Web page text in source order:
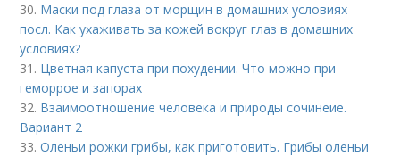
30. Маски под глаза от морщин в домашних условиях
посл. Как ухаживать за кожей вокруг глаз в домашних
условиях?
31. Цветная капуста при похудении. Что можно при
геморрое и запорах
32. Взаимоотношение человека и природы сочинеие.
Вариант 2
33.Оленьи рожки грибы, как приготовить. Грибы оленьи